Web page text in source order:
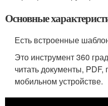
Основные
Есть встроенные
Это инструмент 360
читать документы,
мобильном устройстве.